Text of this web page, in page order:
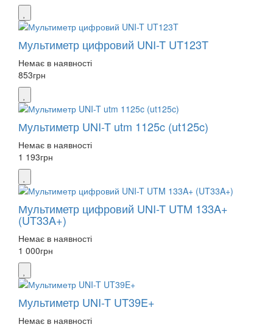
Мультиметр цифровий UNI-T UT123T
Немає в наявності
853грн
Мультиметр UNI-T utm 1125c (ut125c)
Немає в наявності
1 193грн
Мультиметр цифровий UNI-T UTM 133A+
(UT33A+)
Немає в наявності
1 000грн
Мультиметр UNI-T UT39E+
Немає в наявності